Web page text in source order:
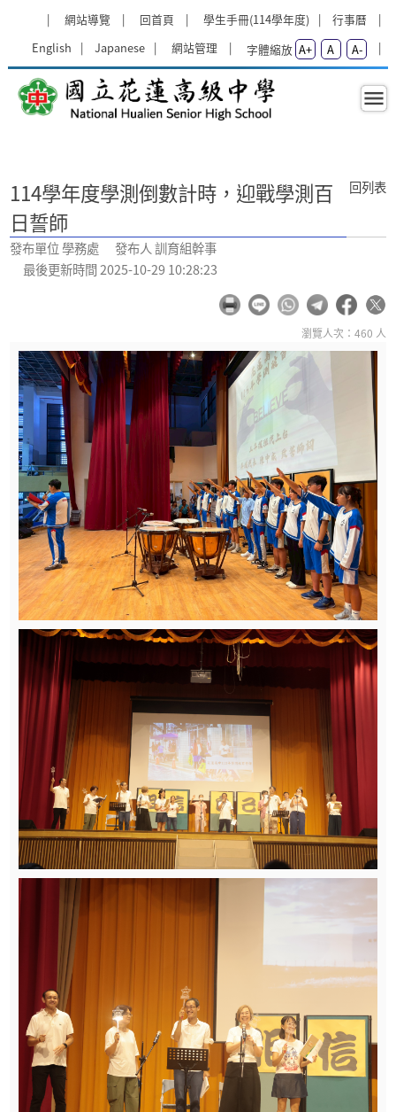
網站導覽
回首頁 學生手冊(114學年度)
行事曆
English
Japanese 網站管理 字體縮放 A+ A A-
114學年度學測倒數計時，迎戰學測
114學年度學測倒數計時，迎戰學測百
日誓師
發布單位 學務處 發布人 訓育組幹事
最後更新時間 2025-10-29 10:28:23
回列表
瀏覽人次：460 人